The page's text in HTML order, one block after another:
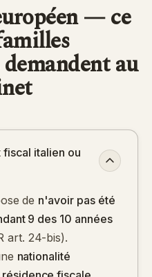
— ce
au
italien ou
de n'avoir pas été
9 des 10 années
art. 24-bis).
nationalité